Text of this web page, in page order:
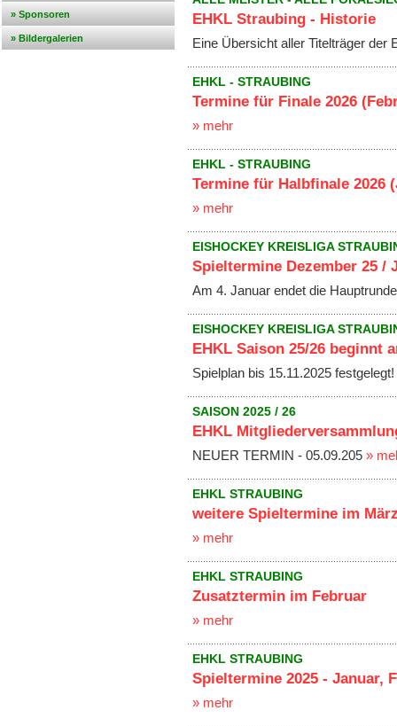
» Sponsoren
» Bildergalerien
EHKL Straubing - Historie
Eine Übersicht aller Titelträger
EHKL - STRAUBING
Termine für Finale 2026
» mehr
EHKL - STRAUBING
Termine für Halbfinale 2026
» mehr
EISHOCKEY KREISLIGA
Spieltermine Dezember 25 /
Am 4. Januar endet die
EISHOCKEY KREISLIGA
EHKL Saison 25/26 beginnt
Spielplan bis 15.11.2025 festgelegt!
SAISON 2025 / 26
EHKL
NEUER TERMIN - 05.09.205 »
EHKL STRAUBING
weitere Spieltermine im
» mehr
EHKL STRAUBING
Zusatztermin im Februar
» mehr
EHKL STRAUBING
Spieltermine 2025 - Januar,
» mehr